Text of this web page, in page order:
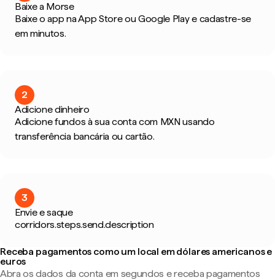
Baixe a Morse
Baixe o app na App Store ou Google Play e cadastre-se
em minutos.
2
Adicione dinheiro
Adicione fundos à sua conta com MXN usando
transferência bancária ou cartão.
3
Envie e saque
corridors.steps.send.description
Receba pagamentos como um local em dólares americanos e
euros
Abra os dados da conta em segundos e receba pagamentos